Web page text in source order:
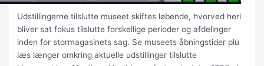
Udstillingerne tilslutte museet skiftes løbende, hvorved heri
bliver sat fokus tilslutte forskellige perioder og afdelinger
inden for stormagasinets sag. Se museets åbningstider plu
læs længer omkring aktuelle udstillinger tilslutte